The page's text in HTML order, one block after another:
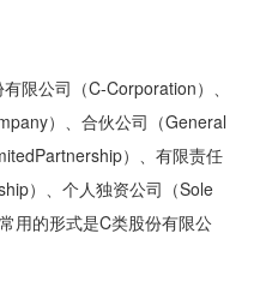
限公司（C-Corporation）、
）、合伙公司（General
）、有限责任
）、个人独资公司（Sole
用的形式是C类股份有限公